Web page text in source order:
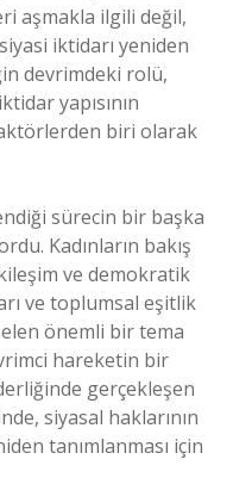
aşmakla ilgili değil,
iktidarı yeniden
devrimdeki rolü,
yapısının
biri olarak
sürecin bir başka
Kadınların bakış
ve demokratik
ve toplumsal eşitlik
önemli bir tema
hareketin bir
gerçekleşen
siyasal haklarının
tanımlanması için